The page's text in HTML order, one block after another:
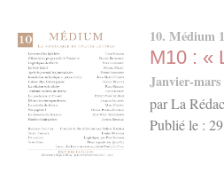
10. Médium
M10 : «
Janvier-mars
par La
Publié le :